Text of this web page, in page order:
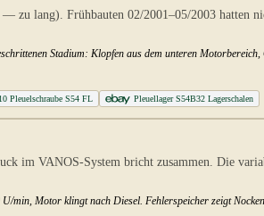
zu lang). Frühbauten 02/2001–05/2003 hatten
Stadium: Klopfen aus dem unteren
Pleuelschraube S54 FL Pleuellager S54B32 Lagerschalen
im VANOS-System bricht zusammen. Die
Motor klingt nach Diesel. Fehlerspeicher zeigt